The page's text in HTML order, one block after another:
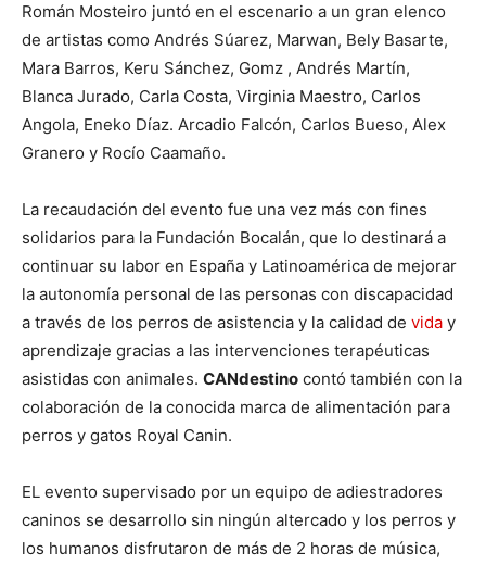
Román Mosteiro juntó en el escenario a un gran elenco
de artistas como Andrés Súarez, Marwan, Bely Basarte,
Mara Barros, Keru Sánchez, Gomz , Andrés Martín,
Blanca Jurado, Carla Costa, Virginia Maestro, Carlos
Angola, Eneko Díaz. Arcadio Falcón, Carlos Bueso, Alex
Granero y Rocío Caamaño.
La recaudación del evento fue una vez más con fines
solidarios para la Fundación Bocalán, que lo destinará a
continuar su labor en España y Latinoamérica de mejorar
la autonomía personal de las personas con discapacidad
a través de los perros de asistencia y la calidad de vida y
aprendizaje gracias a las intervenciones terapéuticas
asistidas con animales. CANdestino contó también con la
colaboración de la conocida marca de alimentación para
perros y gatos Royal Canin.
EL evento supervisado por un equipo de adiestradores
caninos se desarrollo sin ningún altercado y los perros y
los humanos disfrutaron de más de 2 horas de música,